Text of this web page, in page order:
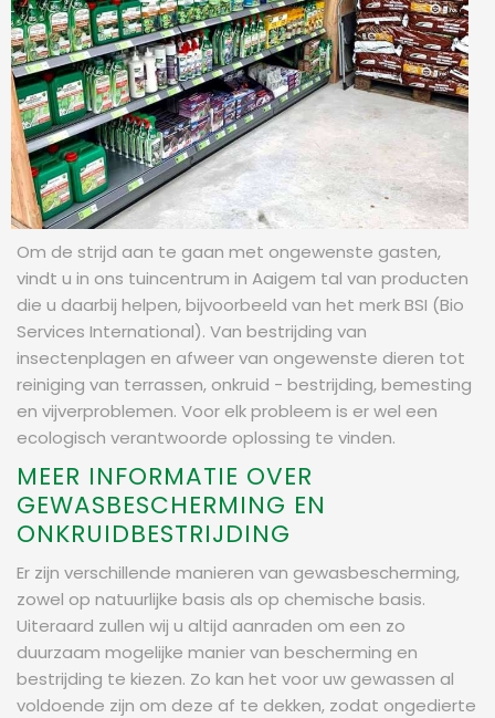
Om de strijd aan te gaan met ongewenste gasten,
vindt u in ons tuincentrum in Aaigem tal van producten
die u daarbij helpen, bijvoorbeeld van het merk BSI (Bio
Services International). Van bestrijding van
insectenplagen en afweer van ongewenste dieren tot
reiniging van terrassen, onkruid - bestrijding, bemesting
en vijverproblemen. Voor elk probleem is er wel een
ecologisch verantwoorde oplossing te vinden.
MEER INFORMATIE OVER
GEWASBESCHERMING EN
ONKRUIDBESTRIJDING
Er zijn verschillende manieren van gewasbescherming,
zowel op natuurlijke basis als op chemische basis.
Uiteraard zullen wij u altijd aanraden om een zo
duurzaam mogelijke manier van bescherming en
bestrijding te kiezen. Zo kan het voor uw gewassen al
voldoende zijn om deze af te dekken, zodat ongedierte